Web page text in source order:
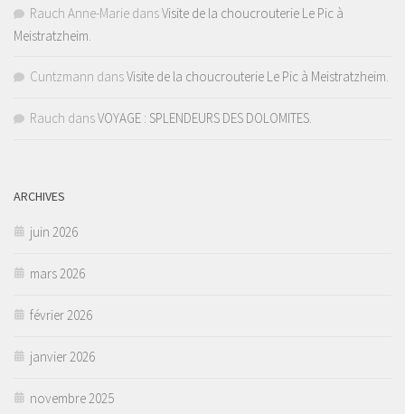
Rauch Anne-Marie dansVisite de la choucrouterie Le Pic à
Meistratzheim.
Cuntzmann dansVisite de la choucrouterie Le Pic à Meistratzheim.
Rauch dansVOYAGE : SPLENDEURS DES DOLOMITES.
ARCHIVES
juin 2026
mars 2026
février 2026
janvier 2026
novembre 2025